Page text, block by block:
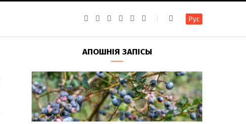
b
o
k
a
g
a
m
g
r
a
m
u
b
т
а
т
е
Рус
АПОШНІЯ ЗАПІСЫ